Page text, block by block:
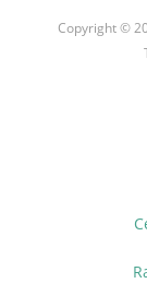
Copyright ©